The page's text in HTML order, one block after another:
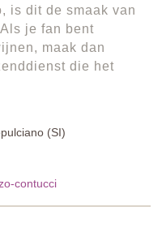
is dit de smaak van
je fan bent
maak dan
die het
(SI)
contucci